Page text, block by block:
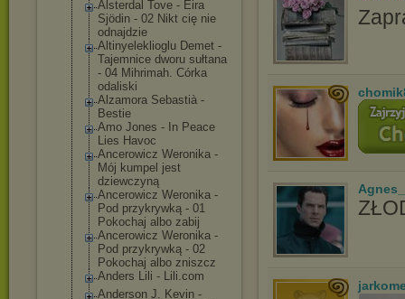
Alsterdal Tove - Eira
Sjödin - 02 Nikt cię nie
odnajdzie
Altinyelekliog lu Demet -
Tajemnice dworu sułtana
- 04 Mihrimah. Córka
odaliski
Alzamora Sebastià -
Bestie
Amo Jones - In Peace
Lies Havoc
Ancerowicz Weronika -
Mój kumpel jest
dziewczyną
Ancerowicz Weronika -
Pod przykrywką - 01
Pokochaj albo zabij
Ancerowicz Weronika -
Pod przykrywką - 02
Pokochaj albo zniszcz
Anders Lili - Lili.com
Anderson J. Kevin -